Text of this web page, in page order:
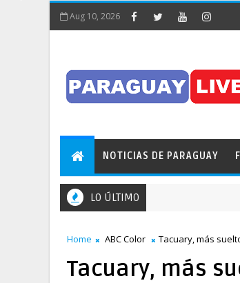
Aug 10, 2026
NOTICIAS DE PARAGUAY
LO ÚLTIMO
Home ABC Color Tacuary, más
Tacuary, más